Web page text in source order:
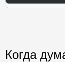
Когда